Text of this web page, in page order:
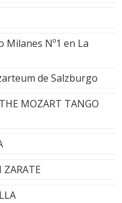
Milanes Nº1 en La
de Salzburgo
MOZART TANGO